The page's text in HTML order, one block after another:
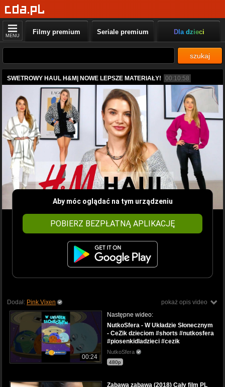
MENU Filmy premium Seriale premium Dla dzieci
szukaj
SWETROWY HAUL H&M| NOWE LEPSZE MATERIAŁY! 00:10:58
Aby móc oglądać na tym urządzeniu
POBIERZ BEZPŁATNĄ APLIKACJĘ
pokaż opis video
Dodał: Pink Vixen
00:24
Następne wideo:
NutkoSfera - W Układzie Słonecznym
- CeZik dzieciom #shorts #nutkosfera
#piosenkidladzieci #cezik
NutkoSfera
480p
Zabawa zabawa (2018) Cały film PL